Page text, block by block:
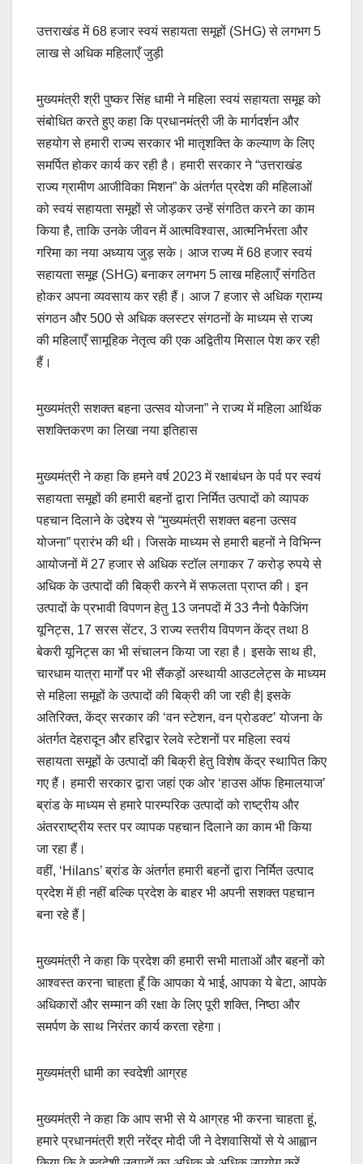
उत्तराखंड में 68 हजार स्वयं सहायता समूहों (SHG) से लगभग 5
लाख से अधिक महिलाएँ जुड़ी
मुख्यमंत्री श्री पुष्कर सिंह धामी ने महिला स्वयं सहायता समूह को
संबोधित करते हुए कहा कि प्रधानमंत्री जी के मार्गदर्शन और
सहयोग से हमारी राज्य सरकार भी मातृशक्ति के कल्याण के लिए
समर्पित होकर कार्य कर रही है। हमारी सरकार ने “उत्तराखंड
राज्य ग्रामीण आजीविका मिशन” के अंतर्गत प्रदेश की महिलाओं
को स्वयं सहायता समूहों से जोड़कर उन्हें संगठित करने का काम
किया है, ताकि उनके जीवन में आत्मविश्वास, आत्मनिर्भरता और
गरिमा का नया अध्याय जुड़ सके। आज राज्य में 68 हजार स्वयं
सहायता समूह (SHG) बनाकर लगभग 5 लाख महिलाएँ संगठित
होकर अपना व्यवसाय कर रही हैं। आज 7 हजार से अधिक ग्राम्य
संगठन और 500 से अधिक क्लस्टर संगठनों के माध्यम से राज्य
की महिलाएँ सामूहिक नेतृत्व की एक अद्वितीय मिसाल पेश कर रही
हैं।
मुख्यमंत्री सशक्त बहना उत्सव योजना” ने राज्य में महिला आर्थिक
सशक्तिकरण का लिखा नया इतिहास
मुख्यमंत्री ने कहा कि हमने वर्ष 2023 में रक्षाबंधन के पर्व पर स्वयं
सहायता समूहों की हमारी बहनों द्वारा निर्मित उत्पादों को व्यापक
पहचान दिलाने के उद्देश्य से “मुख्यमंत्री सशक्त बहना उत्सव
योजना” प्रारंभ की थी। जिसके माध्यम से हमारी बहनों ने विभिन्न
आयोजनों में 27 हजार से अधिक स्टॉल लगाकर 7 करोड़ रुपये से
अधिक के उत्पादों की बिक्री करने में सफलता प्राप्त की। इन
उत्पादों के प्रभावी विपणन हेतु 13 जनपदों में 33 नैनो पैकेजिंग
यूनिट्स, 17 सरस सेंटर, 3 राज्य स्तरीय विपणन केंद्र तथा 8
बेकरी यूनिट्स का भी संचालन किया जा रहा है। इसके साथ ही,
चारधाम यात्रा मार्गों पर भी सैंकड़ों अस्थायी आउटलेट्स के माध्यम
से महिला समूहों के उत्पादों की बिक्री की जा रही है| इसके
अतिरिक्त, केंद्र सरकार की ‘वन स्टेशन, वन प्रोडक्ट’ योजना के
अंतर्गत देहरादून और हरिद्वार रेलवे स्टेशनों पर महिला स्वयं
सहायता समूहों के उत्पादों की बिक्री हेतु विशेष केंद्र स्थापित किए
गए हैं। हमारी सरकार द्वारा जहां एक ओर ‘हाउस ऑफ हिमालयाज’
ब्रांड के माध्यम से हमारे पारम्परिक उत्पादों को राष्ट्रीय और
अंतरराष्ट्रीय स्तर पर व्यापक पहचान दिलाने का काम भी किया
जा रहा हैं।
वहीं, ‘Hilans’ ब्रांड के अंतर्गत हमारी बहनों द्वारा निर्मित उत्पाद
प्रदेश में ही नहीं बल्कि प्रदेश के बाहर भी अपनी सशक्त पहचान
बना रहे हैं |
मुख्यमंत्री ने कहा कि प्रदेश की हमारी सभी माताओं और बहनों को
आश्वस्त करना चाहता हूँ कि आपका ये भाई, आपका ये बेटा, आपके
अधिकारों और सम्मान की रक्षा के लिए पूरी शक्ति, निष्ठा और
समर्पण के साथ निरंतर कार्य करता रहेगा।
मुख्यमंत्री धामी का स्वदेशी आग्रह
मुख्यमंत्री ने कहा कि आप सभी से ये आग्रह भी करना चाहता हूं,
हमारे प्रधानमंत्री श्री नरेंद्र मोदी जी ने देशवासियों से ये आह्वान